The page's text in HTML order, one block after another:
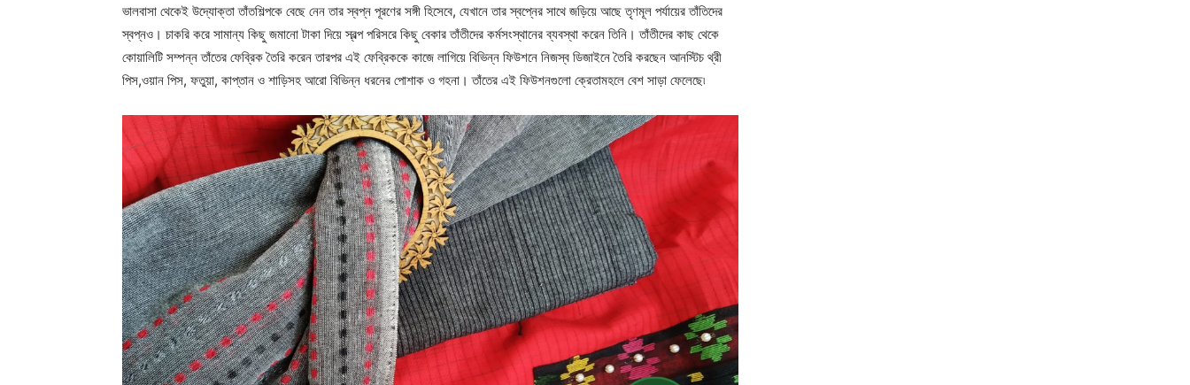
ভালবাসা থেকেই উদ্যোক্তা তাঁতশিল্পকে বেছে নেন তার স্বপ্ন পূরণের সঙ্গী হিসেবে, যেখানে তার স্বপ্নের সাথে জড়িয়ে আছে তৃণমূল পর্যায়ের তাঁতিদের
স্বপ্নও। চাকরি করে সামান্য কিছু জমানো টাকা দিয়ে স্বল্প পরিসরে কিছু বেকার তাঁতীদের কর্মসংস্থানের ব্যবস্থা করেন তিনি। তাঁতীদের কাছ থেকে
কোয়ালিটি সম্পন্ন তাঁতের ফেব্রিক তৈরি করেন তারপর এই ফেব্রিককে কাজে লাগিয়ে বিভিন্ন ফিউশনে নিজস্ব ডিজাইনে তৈরি করছেন আনস্টিচ থ্রী
পিস,ওয়ান পিস, ফতুয়া, কাপ্তান ও শাড়িসহ আরো বিভিন্ন ধরনের পোশাক ও গহনা। তাঁতের এই ফিউশনগুলো ক্রেতামহলে বেশ সাড়া ফেলেছে৷